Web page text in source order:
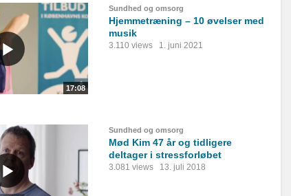
17:08
Sundhed og omsorg
Hjemmetræning – 10 øvelser med
musik
3.110 views 1. juni 2021
Sundhed og omsorg
Mød Kim 47 år og tidligere
deltager i stressforløbet
3.081 views 13. juli 2018